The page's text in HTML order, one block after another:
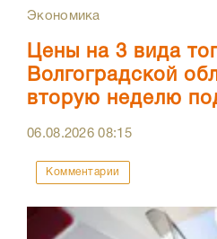
Экономика
Цены на 3 вида
Волгоградской
вторую неделю
06.08.202608:15
Комментарии